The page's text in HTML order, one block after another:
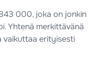
000, joka on jonkin
Yhtenä merkittävänä
vaikuttaa erityisesti